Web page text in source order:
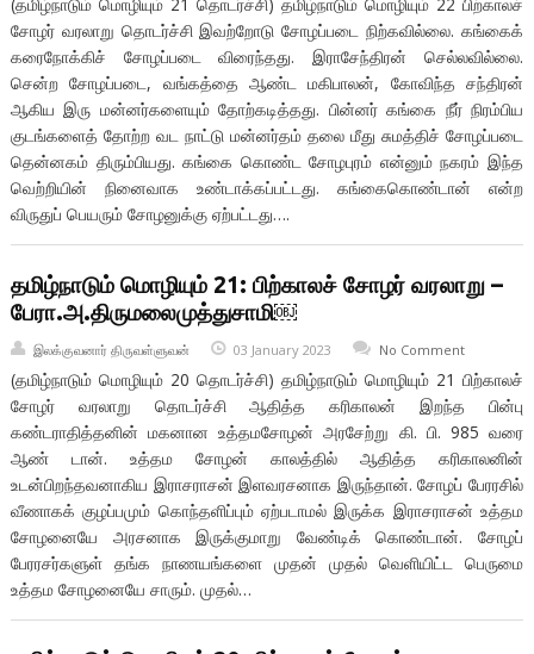
சோழர் வரலாறு தொடர்ச்சி இவற்றோடு சோழப்படை நிற்கவில்லை. கங்கைக்
கரைநோக்கிச் சோழப்படை விரைந்தது. இராசேந்திரன் செல்லவில்லை.
சென்ற சோழப்படை, வங்கத்தை ஆண்ட மகிபாலன், கோவிந்த சந்திரன்
ஆகிய இரு மன்னர்களையும் தோற்கடித்தது. பின்னர் கங்கை நீர் நிரம்பிய
குடங்களைத் தோற்ற வட நாட்டு மன்னர்தம் தலை மீது சுமத்திச் சோழப்படை
தென்னகம் திரும்பியது. கங்கை கொண்ட சோழபுரம் என்னும் நகரம் இந்த
வெற்றியின் நினைவாக உண்டாக்கப்பட்டது. கங்கைகொண்டான் என்ற
விருதுப் பெயரும் சோழனுக்கு ஏற்பட்டது….
தமிழ்நாடும் மொழியும் 21: பிற்காலச் சோழர் வரலாறு –
பேரா.அ.திருமலைமுத்துசாமி￼
இலக்குவனார் திருவள்ளுவன் 03 January 2023 No Comment
(தமிழ்நாடும் மொழியும் 20 தொடர்ச்சி) தமிழ்நாடும் மொழியும் 21 பிற்காலச்
சோழர் வரலாறு தொடர்ச்சி ஆதித்த கரிகாலன் இறந்த பின்பு
கண்டராதித்தனின் மகனான உத்தமசோழன் அரசேற்று கி. பி. 985 வரை
ஆண் டான். உத்தம சோழன் காலத்தில் ஆதித்த கரிகாலனின்
உடன்பிறந்தவனாகிய இராசராசன் இளவரசனாக இருந்தான். சோழப் பேரரசில்
வீணாகக் குழப்பமும் கொந்தளிப்பும் ஏற்படாமல் இருக்க இராசராசன் உத்தம
சோழனையே அரசனாக இருக்குமாறு வேண்டிக் கொண்டான். சோழப்
பேரரசர்களுள் தங்க நாணயங்களை முதன் முதல் வெளியிட்ட பெருமை
உத்தம சோழனையே சாரும். முதல்…